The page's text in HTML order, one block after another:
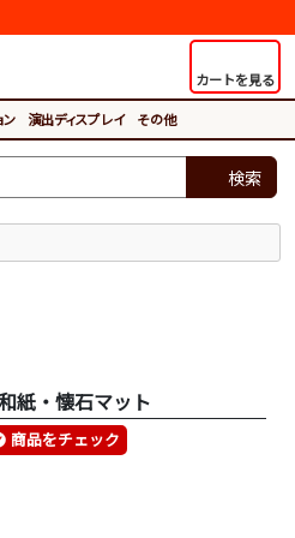
カートを見る
ン 演出ディスプレイ その他
検索
紙・懐石マット
商品をチェック